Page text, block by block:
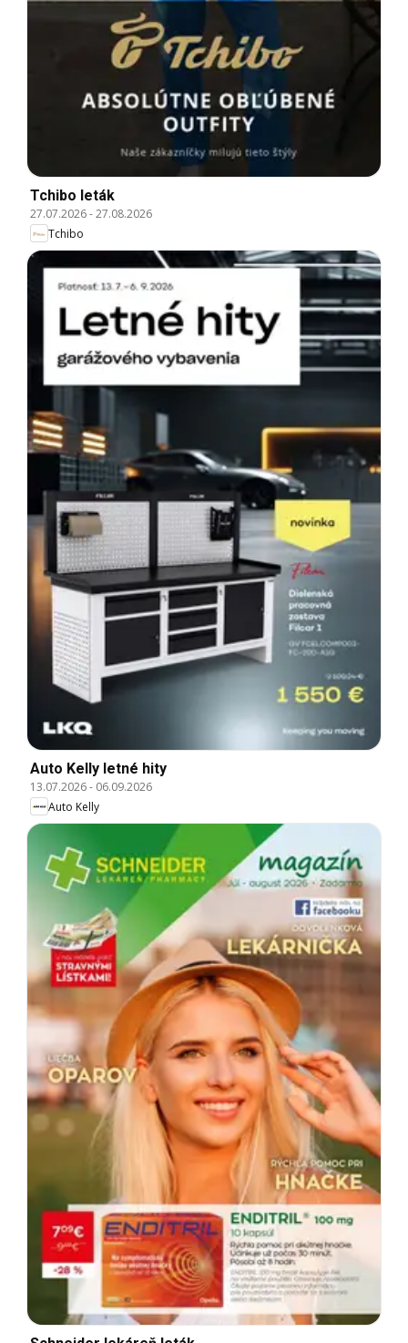
Tchibo leták
27.07.2026-27.08.2026
Tchibo
Auto Kelly letné hity
13.07.2026- 06.09.2026
Auto Kelly